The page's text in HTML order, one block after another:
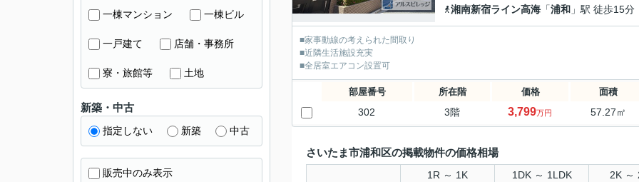
湘南新宿ライン高海 「浦和 」駅 徒歩15分
■家事動線の考えられた間取り
■近隣生活施設充実
■全居室エアコン設置可
部屋番号 所在階 価格 面積
302 3階 3,799万円 57.27㎡
さいたま市浦和区の掲載物件の価格相場
1R ～ 1K 1DK ～ 1LDK 2K ～
一棟マンション 一棟ビル
一戸建て 店舗・事務所
寮・旅館等 土地
新築・中古
指定しない 新築 中古
販売中のみ表示